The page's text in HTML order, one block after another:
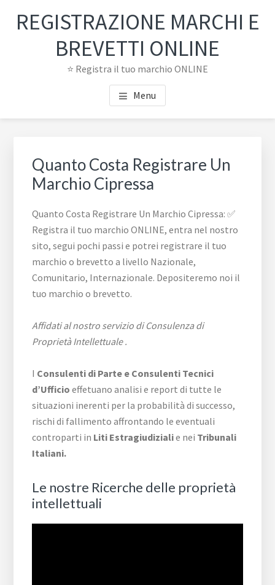
REGISTRAZIONE MARCHI E
BREVETTI ONLINE
⭐ Registra il tuo marchio ONLINE
Menu
Quanto Costa Registrare Un
Marchio Cipressa
Quanto Costa Registrare Un Marchio Cipressa: ✅
Registra il tuo marchio ONLINE, entra nel nostro
sito, segui pochi passi e potrei registrare il tuo
marchio o brevetto a livello Nazionale,
Comunitario, Internazionale. Depositeremo noi il
tuo marchio o brevetto.
Affidati al nostro servizio di Consulenza di
Proprietà Intellettuale .
I Consulenti di Parte e Consulenti Tecnici
d’Ufficio effetuano analisi e report di tutte le
situazioni inerenti per la probabilità di successo,
rischi di fallimento affrontando le eventuali
controparti in Liti Estragiudizialie nei Tribunali
Italiani.
Le nostre Ricerche delle proprietà
intellettuali